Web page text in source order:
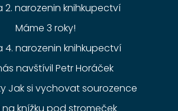
2. narozenin knihkupectví
Máme 3 roky!
4. narozenin knihkupectví
navštívil Petr Horáček
Jak si vychovat sourozence
knížku pod stromeček